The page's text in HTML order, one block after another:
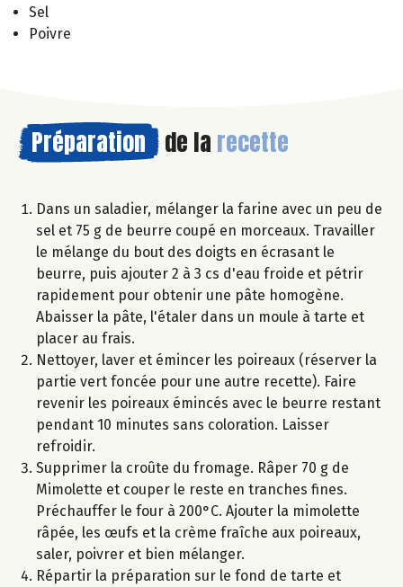
Sel
Poivre
Préparation de la recette
Dans un saladier, mélanger la farine avec un peu de
sel et 75 g de beurre coupé en morceaux. Travailler
le mélange du bout des doigts en écrasant le
beurre, puis ajouter 2 à 3 cs d'eau froide et pétrir
rapidement pour obtenir une pâte homogène.
Abaisser la pâte, l'étaler dans un moule à tarte et
placer au frais.
Nettoyer, laver et émincer les poireaux (réserver la
partie vert foncée pour une autre recette). Faire
revenir les poireaux émincés avec le beurre restant
pendant 10 minutes sans coloration. Laisser
refroidir.
Supprimer la croûte du fromage. Râper 70 g de
Mimolette et couper le reste en tranches fines.
Préchauffer le four à 200°C. Ajouter la mimolette
râpée, les œufs et la crème fraîche aux poireaux,
saler, poivrer et bien mélanger.
Répartir la préparation sur le fond de tarte et